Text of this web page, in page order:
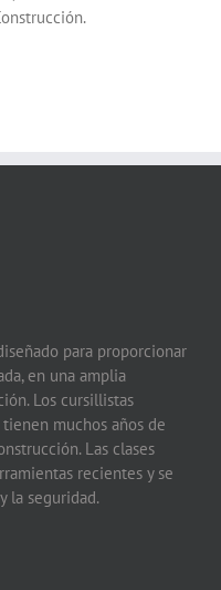
para proporcionar
en una amplia
Los cursillistas
muchos años de
Las clases
recientes y se
la seguridad.